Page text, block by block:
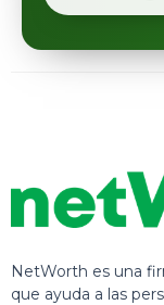
NetWorth es una
que ayuda a las